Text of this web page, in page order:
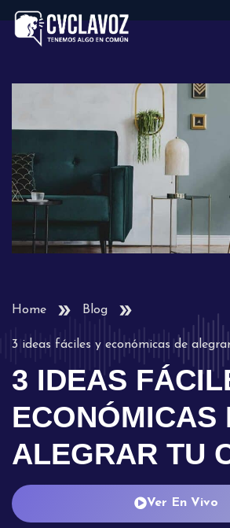
Home Blog
3 ideas fáciles y económicas de
3 IDEAS
ECONÓMICAS
ALEGRAR TU
Ver En Vivo